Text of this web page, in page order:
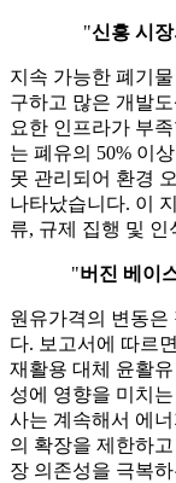
"신흥 시
지속 가능한 폐기
구하고 많은 개발
요한 인프라가 부
는 폐유의 50% 이
못 관리되어 환경
나타났습니다. 이
류, 규제 집행 및
"버진 베이
원유가격의 변동은
다. 보고서에 따르
재활용 대체 윤활
성에 영향을 미치
사는 계속해서 에
의 확장을 제한하
장 의존성을 극복